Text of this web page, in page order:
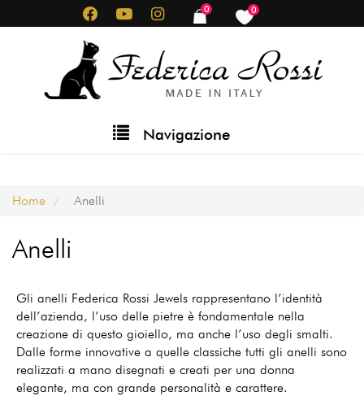
al
0
items
0
items
Navigazione
Home Anelli
Anelli
Gli anelli Federica Rossi Jewels rappresentano l’identità
dell’azienda, l’uso delle pietre è fondamentale nella
creazione di questo gioiello, ma anche l’uso degli smalti.
Dalle forme innovative a quelle classiche tutti gli anelli sono
realizzati a mano disegnati e creati per una donna
elegante, ma con grande personalità e carattere.